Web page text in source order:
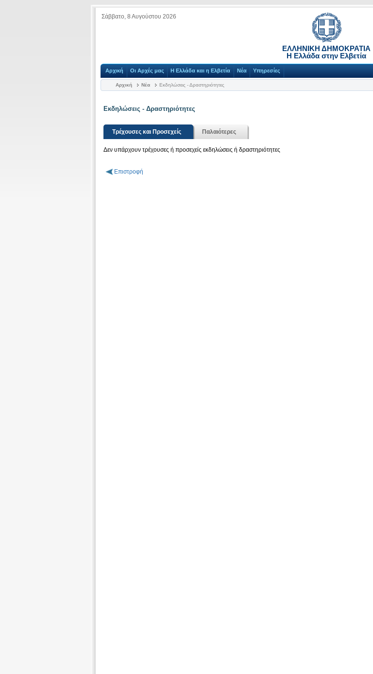
Σάββατο, 8 Αυγούστου 2026
ΕΛΛΗΝΙΚΗ ΔΗΜΟΚΡΑΤΙΑ
Η Ελλάδα στην Ελβετία
Αρχική Οι Αρχές μας Η Ελλάδα και η Ελβετία Νέα Υπηρεσίες
Αρχική Νέα Εκδηλώσεις - Δραστηριότητες
Εκδηλώσεις - Δραστηριότητες
Τρέχουσες και Προσεχείς Παλαιότερες
Δεν υπάρχουν τρέχουσες ή προσεχείς εκδηλώσεις ή δραστηριότητες
Επιστροφή